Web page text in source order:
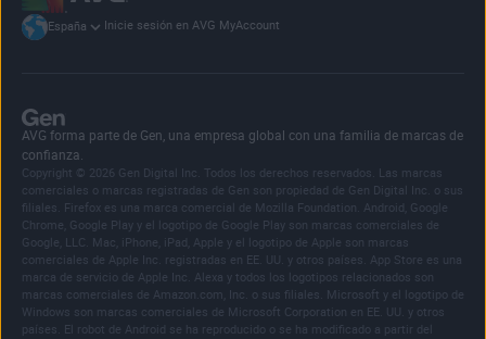
España Inicie sesión en AVG MyAccount
AVG forma parte de Gen, una empresa global con una familia de marcas de
confianza.
Copyright © 2026 Gen Digital Inc. Todos los derechos reservados. Las marcas
comerciales o marcas registradas de Gen son propiedad de Gen Digital Inc. o sus
filiales. Firefox es una marca comercial de Mozilla Foundation. Android, Google
Chrome, Google Play y el logotipo de Google Play son marcas comerciales de
Google, LLC. Mac, iPhone, iPad, Apple y el logotipo de Apple son marcas
comerciales de Apple Inc. registradas en EE. UU. y otros países. App Store es una
marca de servicio de Apple Inc. Alexa y todos los logotipos relacionados son
marcas comerciales de Amazon.com, Inc. o sus filiales. Microsoft y el logotipo de
Windows son marcas comerciales de Microsoft Corporation en EE. UU. y otros
países. El robot de Android se ha reproducido o se ha modificado a partir del